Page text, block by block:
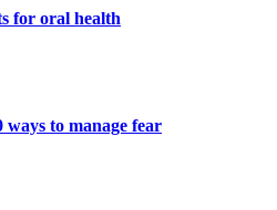
for oral health
ways to manage fear